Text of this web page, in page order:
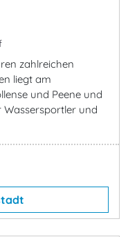
zahlreichen
liegt am
und Peene und
und